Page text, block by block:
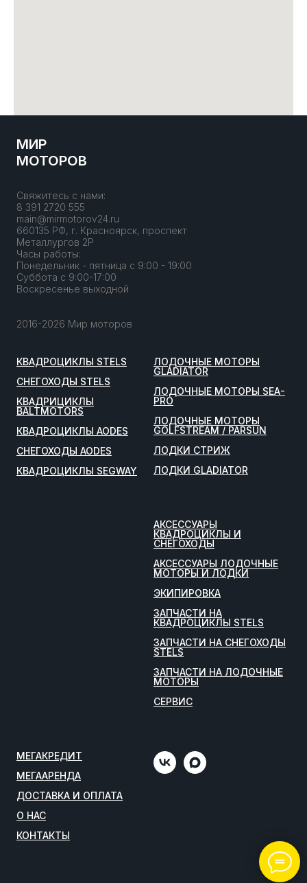
МИР
МОТОРОВ
Свяжитесь с нами:
8 391 2720 555
main@mirmotorov24.ru
660135 РФ, г. Красноярск, проспект
Металлургов 2Р
Часы работы:
Понедельник - пятница с 9:00 - 19:00
Суббота с 9:00-17:00
Воскресенье выходной
2016-2026 Мир моторов
КВАДРОЦИКЛЫ STELS
СНЕГОХОДЫ STELS
КВАДРИЦИКЛЫ
BALTMOTORS
КВАДРОЦИКЛЫ AODES
СНЕГОХОДЫ AODES
КВАДРОЦИКЛЫ SEGWAY
ЛОДОЧНЫЕ МОТОРЫ
GLADIATOR
ЛОДОЧНЫЕ МОТОРЫ SEA-
PRO
ЛОДОЧНЫЕ МОТОРЫ
GOLFSTREAM / PARSUN
ЛОДКИ СТРИЖ
ЛОДКИ GLADIATOR
АКСЕССУАРЫ
КВАДРОЦИКЛЫ И
СНЕГОХОДЫ
АКСЕССУАРЫ ЛОДОЧНЫЕ
МОТОРЫ И ЛОДКИ
ЭКИПИРОВКА
ЗАПЧАСТИ НА
КВАДРОЦИКЛЫ STELS
ЗАПЧАСТИ НА СНЕГОХОДЫ
STELS
ЗАПЧАСТИ НА ЛОДОЧНЫЕ
МОТОРЫ
СЕРВИС
МЕГАКРЕДИТ
МЕГААРЕНДА
ДОСТАВКА И ОПЛАТА
О НАС
КОНТАКТЫ